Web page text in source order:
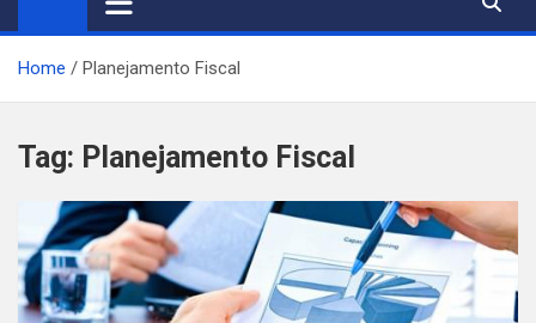
Home Planejamento Fiscal
Tag: Planejamento Fiscal